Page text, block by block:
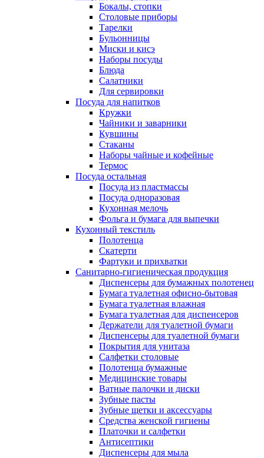
Бокалы, стопки
Столовые приборы
Тарелки
Бульонницы
Миски и кисэ
Наборы посуды
Блюда
Салатники
Для сервировки
Посуда для напитков
Кружки
Чайники и заварники
Кувшины
Стаканы
Наборы чайные и кофейные
Термос
Посуда остальная
Посуда из пластмассы
Посуда одноразовая
Кухонная мелочь
Фольга и бумага для выпечки
Кухонный текстиль
Полотенца
Скатерти
Фартуки и прихватки
Санитарно-гигиеническая продукция
Диспенсеры для бумажных полотенец
Бумага туалетная офисно-бытовая
Бумага туалетная влажная
Бумага туалетная для диспенсеров
Держатели для туалетной бумаги
Диспенсеры для туалетной бумаги
Покрытия для унитаза
Салфетки столовые
Полотенца бумажные
Медицинские товары
Ватные палочки и диски
Зубные пасты
Зубные щетки и аксессуары
Средства женской гигиены
Платочки и салфетки
Антисептики
Диспенсеры для мыла